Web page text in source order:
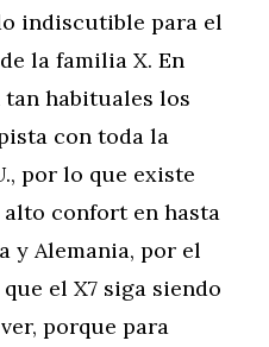
indiscutible para el
la familia X. En
habituales los
con toda la
por lo que existe
confort en hasta
y Alemania, por el
el X7 siga siendo
porque para